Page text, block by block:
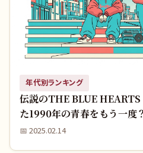
年代別ランキング
伝説のTHE BLUE HEARTS
た1990年の青春をもう一度？
📅 2025.02.14